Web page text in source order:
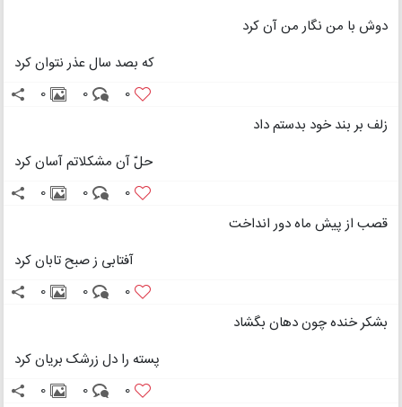
دوش با من نگار من آن کرد
که بصد سال عذر نتوان کرد
0
0
0
زلف بر بند خود بدستم داد
حلّ آن مشکلاتم آسان کرد
0
0
0
قصب از پیش ماه دور انداخت
آفتابی ز صبح تابان کرد
0
0
0
بشکر خنده چون دهان بگشاد
پسته را دل زرشک بریان کرد
0
0
0